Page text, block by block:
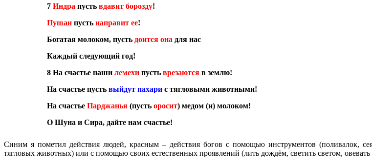
7 Индра пусть вдавит борозду!
Пушан пусть направит ее!
Богатая молоком, пусть доится она для нас
Каждый следующий год!
8 На счастье наши лемехи пусть врезаются в землю!
На счастье пусть выйдут пахари с тягловыми животными!
На счастье Парджанья (пусть оросит) медом (и) молоком!
О Шуна и Сира, дайте нам счастье!
Синим я пометил действия людей, красным – действия богов с помощью инструментов (поливалок,
тягловых животных) или с помощью своих естественных проявлений (лить дождём, светить светом,